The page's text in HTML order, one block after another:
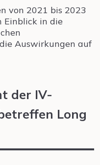
von 2021 bis 2023
in die
Auswirkungen auf
der IV-
Long